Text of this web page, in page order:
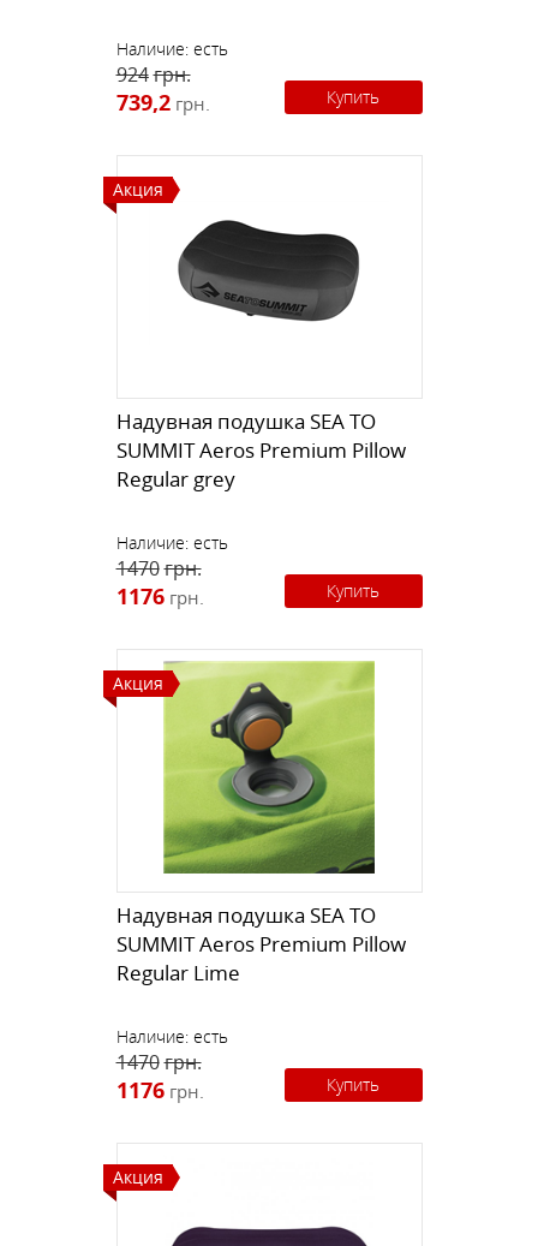
Наличие: есть
924грн.
739,2 грн. Купить
Акция
Надувная подушка SEA TO
SUMMIT Aeros Premium Pillow
Regular grey
Наличие: есть
1470грн.
1176 грн. Купить
Акция
Надувная подушка SEA TO
SUMMIT Aeros Premium Pillow
Regular Lime
Наличие: есть
1470грн.
1176 грн. Купить
Акция